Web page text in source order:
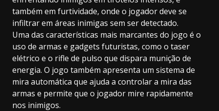
também em furtividade, onde o jogador deve se
infiltrar em áreas inimigas sem ser detectado.
Uma das características mais marcantes do jogo é o
uso de armas e gadgets futuristas, como o taser
elétrico e o rifle de pulso que dispara munição de
energia. O jogo também apresenta um sistema de
mira automática que ajuda a controlar a mira das
armas e permite que o jogador mire rapidamente
nos inimigos.